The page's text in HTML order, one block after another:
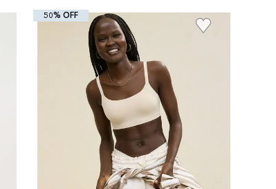
50% OFF